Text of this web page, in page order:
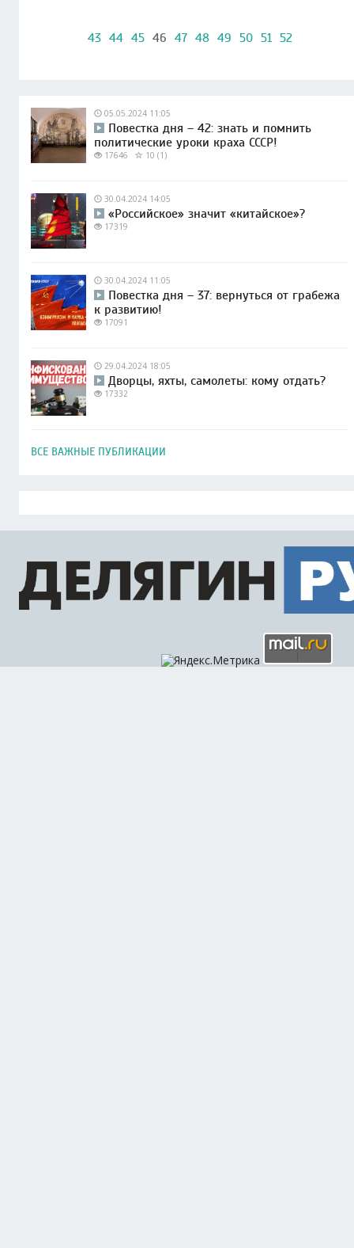
43 44 45 46 47 48 49 50 51 52
05.05.2024 11:05
Повестка дня – 42: знать и помнить
политические уроки краха СССР!
17646 10 (1)
30.04.2024 14:05
«Российское» значит «китайское»?
17319
30.04.2024 11:05
Повестка дня – 37: вернуться от грабежа
к развитию!
17091
29.04.2024 18:05
Дворцы, яхты, самолеты: кому отдать?
17332
ВСЕ ВАЖНЫЕ ПУБЛИКАЦИИ